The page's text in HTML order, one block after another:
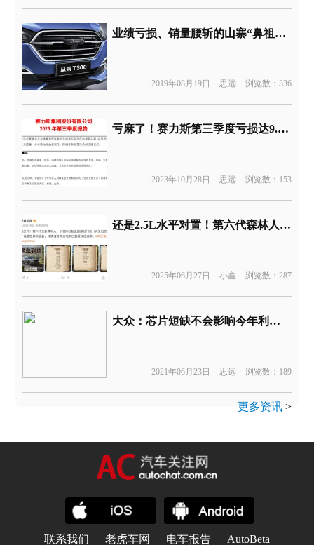
业绩亏损、销量腰斩的山寨“鼻祖”如今还沦落到无车可卖！
2019年08月19日 思远 浏览数：336
亏麻了！赛力斯第三季度亏损达9.5亿元
2023年10月28日 思远 浏览数：153
还是2.5L水平对置！第六代森林人国内首发
2025年06月27日 小鑫 浏览数：287
大众：芯片短缺不会影响今年利润预期
2021年06月23日 思远 浏览数：189
更多资讯>
联系我们 老虎车网 电车报告 AutoBeta